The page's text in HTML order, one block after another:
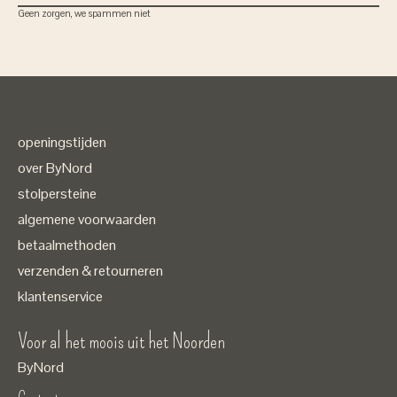
Geen zorgen, we spammen niet
openingstijden
over ByNord
stolpersteine
algemene voorwaarden
betaalmethoden
verzenden & retourneren
klantenservice
Voor al het moois uit het Noorden
ByNord